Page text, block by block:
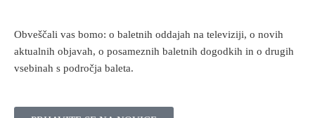
Obveščali vas bomo: o baletnih oddajah na televiziji, o novih
aktualnih objavah, o posameznih baletnih dogodkih in o drugih
vsebinah s področja baleta.